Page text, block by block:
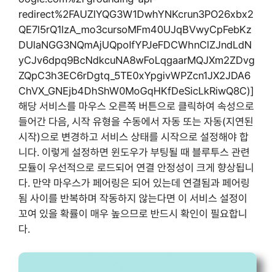
redirect%2FAUZIYQG3W1DwhYNKcrun3PO26xbx2
QE7l5rQ1lzA_mo3cursoMFm40UJqBVwyCpFebKz
DUlaNGG3NQmAjUQpoIfYPJeFDCWhnClZJndLdN
yCJv6dpq9BcNdkcuNA8wFoLqgaarMQJXm2ZDvg
ZQpC3h3EC6rDgtq_5TE0xYpgivWPZcn1JX2JDA6
ChVX_GNEjb4DhShW0MoGqHKfDeSicLkRiwQ8C)]
해당 서비스를 마우스 오른쪽 버튼으로 클릭하여 속성으로
들어간 다음, 시작 유형을 수동에서 자동 또는 자동(지연된
시작)으로 변경하고 서비스 상태를 시작으로 설정해야 합
니다. 이렇게 설정하면 윈도우가 부팅될 때 블루투스 관련
모듈이 우선적으로 로드되어 연결 안정성이 크게 향상됩니
다. 만약 마우스가 페어링은 되어 있는데 연결됨과 페어링
됨 사이를 반복하며 작동하지 않는다면 이 서비스 설정이
꼬여 있을 확률이 매우 높으므로 반드시 확인이 필요합니
다.